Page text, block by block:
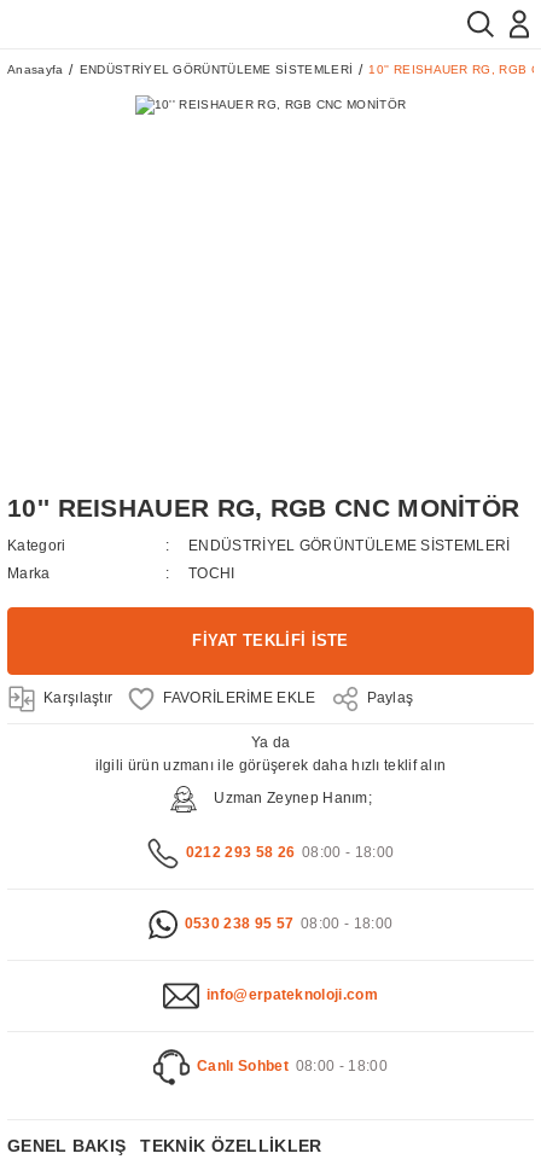
Anasayfa ENDÜSTRİYEL GÖRÜNTÜLEME SİSTEMLERİ 10'' REISHAUER RG, RGB
10'' REISHAUER RG, RGB CNC MONİTÖR
Kategori
ENDÜSTRİYEL GÖRÜNTÜLEME SİSTEMLERİ
Marka
TOCHI
FİYAT TEKLİFİ İSTE
Karşılaştır Paylaş
Ya da
ilgili ürün uzmanı ile görüşerek daha hızlı teklif alın
Uzman Zeynep Hanım;
0212 293 58 26 08:00 - 18:00
0530 238 95 57 08:00 - 18:00
info@erpateknoloji.com
Canlı Sohbet 08:00 - 18:00
GENEL BAKIŞ TEKNİK ÖZELLİKLER